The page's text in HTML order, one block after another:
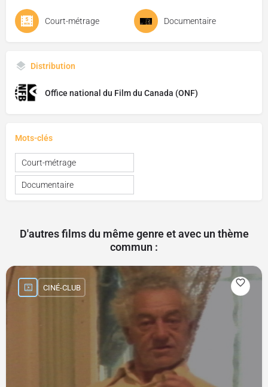
Court-métrage Documentaire
Distribution
Office national du Film du Canada (ONF)
Mots-clés
Court-métrage
Documentaire
D'autres films du même genre et avec un thème
commun :
CINÉ-CLUB